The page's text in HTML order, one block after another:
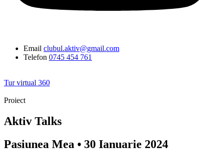
Email clubul.aktiv@gmail.com
Telefon 0745 454 761
Echipa de robotica
Kituri Lego
Fundraiser pentru China
Tur virtual 360
Echipa de robotica
Aktiv Talks
Fundraiser pentru China
Proiect
Aktiv Talks
Pasiunea Mea • 30 Ianuarie 2024